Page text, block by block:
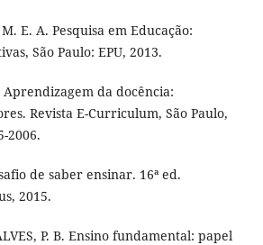
E. A. Pesquisa em Educação:
São Paulo: EPU, 2013.
da docência:
Revista E-Curriculum, São Paulo,
2006.
de saber ensinar. 16ª ed.
2015.
P. B. Ensino fundamental: papel